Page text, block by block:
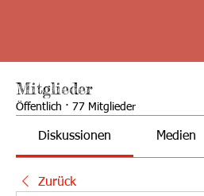
Mitglieder
Öffentlich · 77 Mitglieder
Diskussionen Medien
Zurück